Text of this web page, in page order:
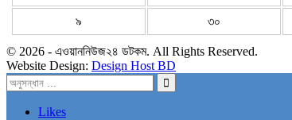
৯ ৩০
© 2026 - এওয়াননিউজ২৪ ডটকম. All Rights Reserved.
Website Design: Design Host BD
Likes